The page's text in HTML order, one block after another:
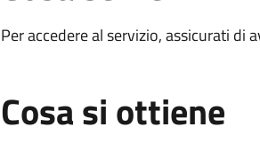
Per accedere al servizio, assicurati di
Cosa si ottiene